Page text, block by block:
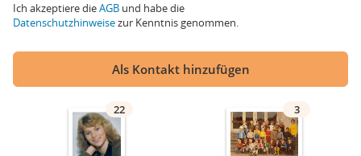
Ich akzeptiere dieAGB und habe die
Datenschutzhinweisezur Kenntnis genommen.
Als Kontakt hinzufügen
22 3